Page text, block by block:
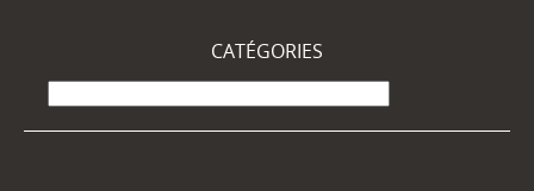
CATÉGORIES
Catégories